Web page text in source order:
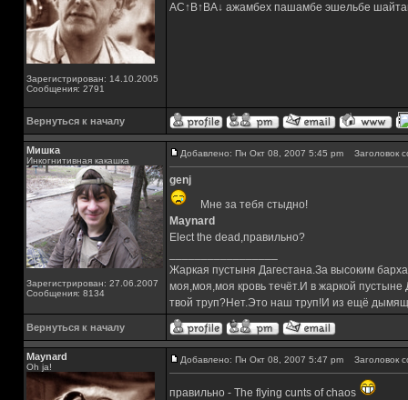
Зарегистрирован: 14.10.2005
Сообщения: 2791
AC↑B↑BA↓ ажамбех пашамбе эшельбе
Вернуться к началу
Мишка
Инкогнитивная какашка
Зарегистрирован: 27.06.2007
Сообщения: 8134
Добавлено: Пн Окт 08, 2007 5:45 pm Заголовок
genj
Мне за тебя стыдно!
Maynard
Elect the dead,правильно?
Жаркая пустыня Дагестана.За высоким
моя,моя,моя кровь течёт.И в жаркой
твой труп?Нет.Это наш труп!И из ещё
Вернуться к началу
Maynard
Oh ja!
Добавлено: Пн Окт 08, 2007 5:47 pm Заголовок
правильно - The flying cunts of chaos